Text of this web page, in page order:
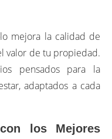
mejora la calidad de
valor de tu propiedad.
pensados para la
adaptados a cada
los Mejores